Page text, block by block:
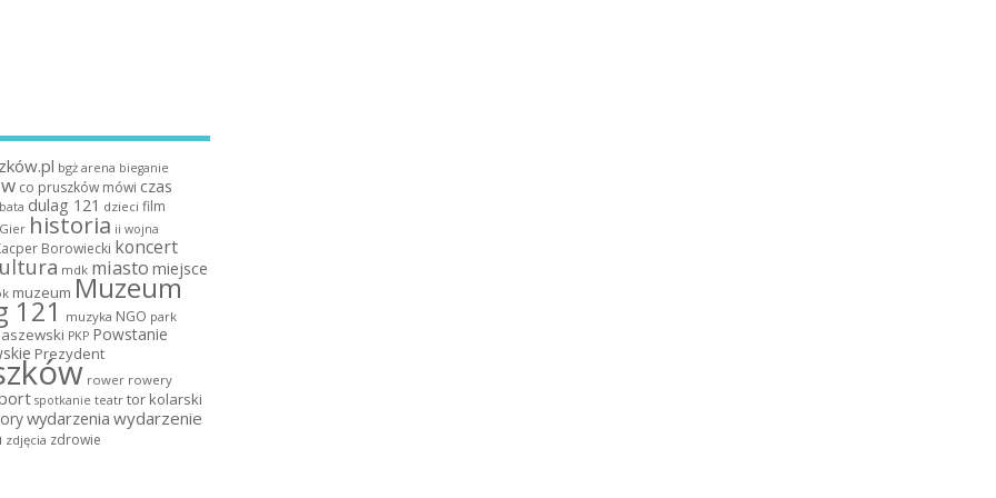
bgż arena bieganie
co pruszków mówi czas
dulag 121 dzieci film
historia ii wojna
Borowiecki koncert
mdk miasto miejsce
muzeum Muzeum
121 muzyka NGO park
PKP Powstanie
Prezydent
rower rowery
spotkanie teatr tor kolarski
wydarzenia wydarzenie
zdjęcia zdrowie